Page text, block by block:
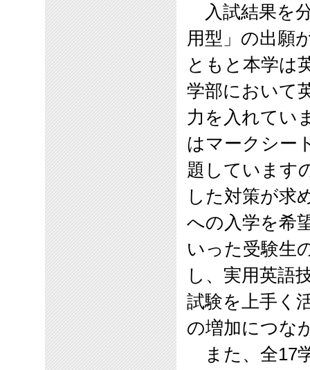
入試結果を
用型」の出願
ともと本学は
学部において
力を入れてい
はマークシー
題しています
した対策が求
への入学を希
いった受験生
し、実用英語
試験を上手く
の増加につな
また、全17